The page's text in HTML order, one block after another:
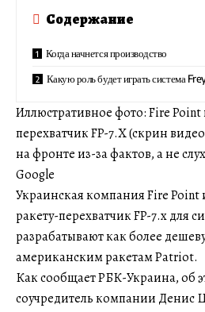
Содержание
Когда начнется производство
Какую роль будет играть система
Иллюстративное фото: Fire Point
перехватчик FP-7.X (скрин
на фронте из-за фактов, а не
Google
Украинская компания Fire Point
ракету-перехватчик FP-7.x для
разрабатывают как более
американским ракетам Patriot.
Как сообщает РБК-Украина, об
соучредитель компании Денис